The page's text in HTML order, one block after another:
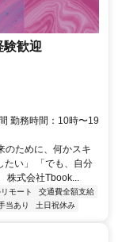
験歓迎
勤務時間：10時〜19
のために、何かスキ
たい」 「でも、自分
株式会社Tbook...
モート
交通費全額支給
当あり 土日祝休み